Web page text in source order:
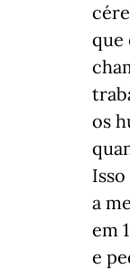
que
os
a
em
e